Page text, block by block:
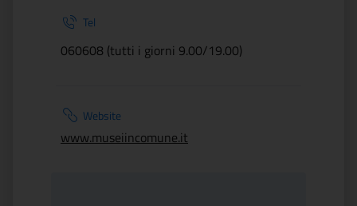
Tel
060608 (tutti i giorni 9.00/19.00)
Website
www.museiincomune.it